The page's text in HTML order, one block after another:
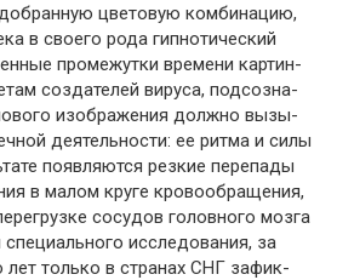
цветовую комбинацию,
в своего рода гипнотический
промежутки времени картин­
создателей вируса, подсозна­
изображения должно вызы­
деятельности: ее ритма и силы
появляются резкие перепады
в малом круге кровообращения,
сосудов головного мозга
исследования, за
лет только в странах СНГ зафик­